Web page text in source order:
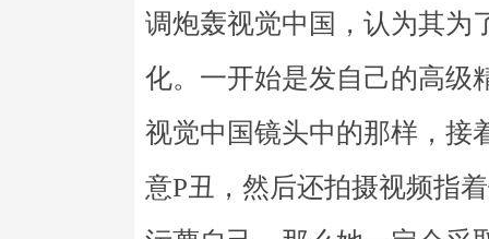
调炮轰视觉中国，认为其为
化。一开始是发自己的高级
视觉中国镜头中的那样，接
意P丑，然后还拍摄视频指